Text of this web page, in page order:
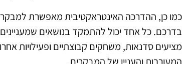
כמו כן, ההדרכה האינטראקטיבית מאפשרת
בדרכם. כל אחד יכול להתמקד בנושאים שמעניינים
מציעים סדנאות, משחקים קבוצתיים ופעילויות
המעורבות והעניין של המבקרים.